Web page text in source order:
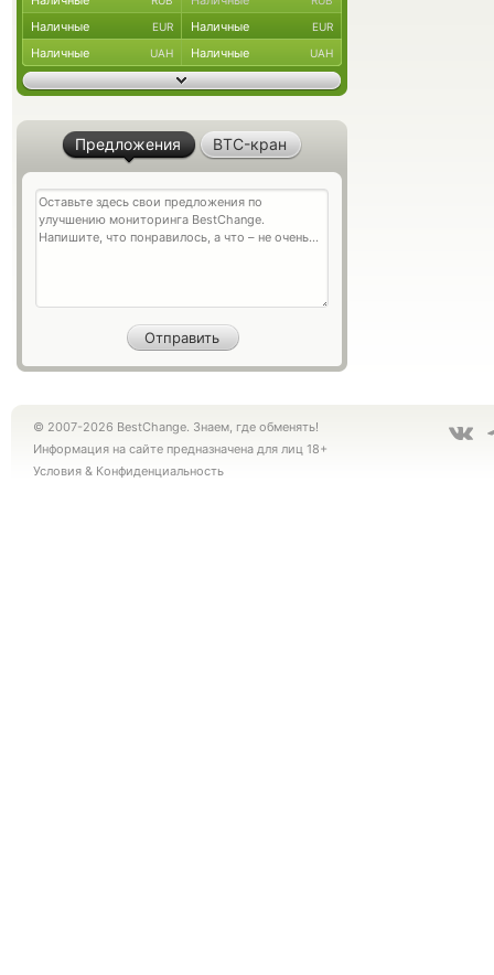
Наличные EUR Наличные EUR
Наличные UAH Наличные UAH
Предложения BTC-кран
© 2007-2026 BestChange. Знаем, где обменять!
Информация на сайте предназначена для лиц 18+
Условия & Конфиденциальность